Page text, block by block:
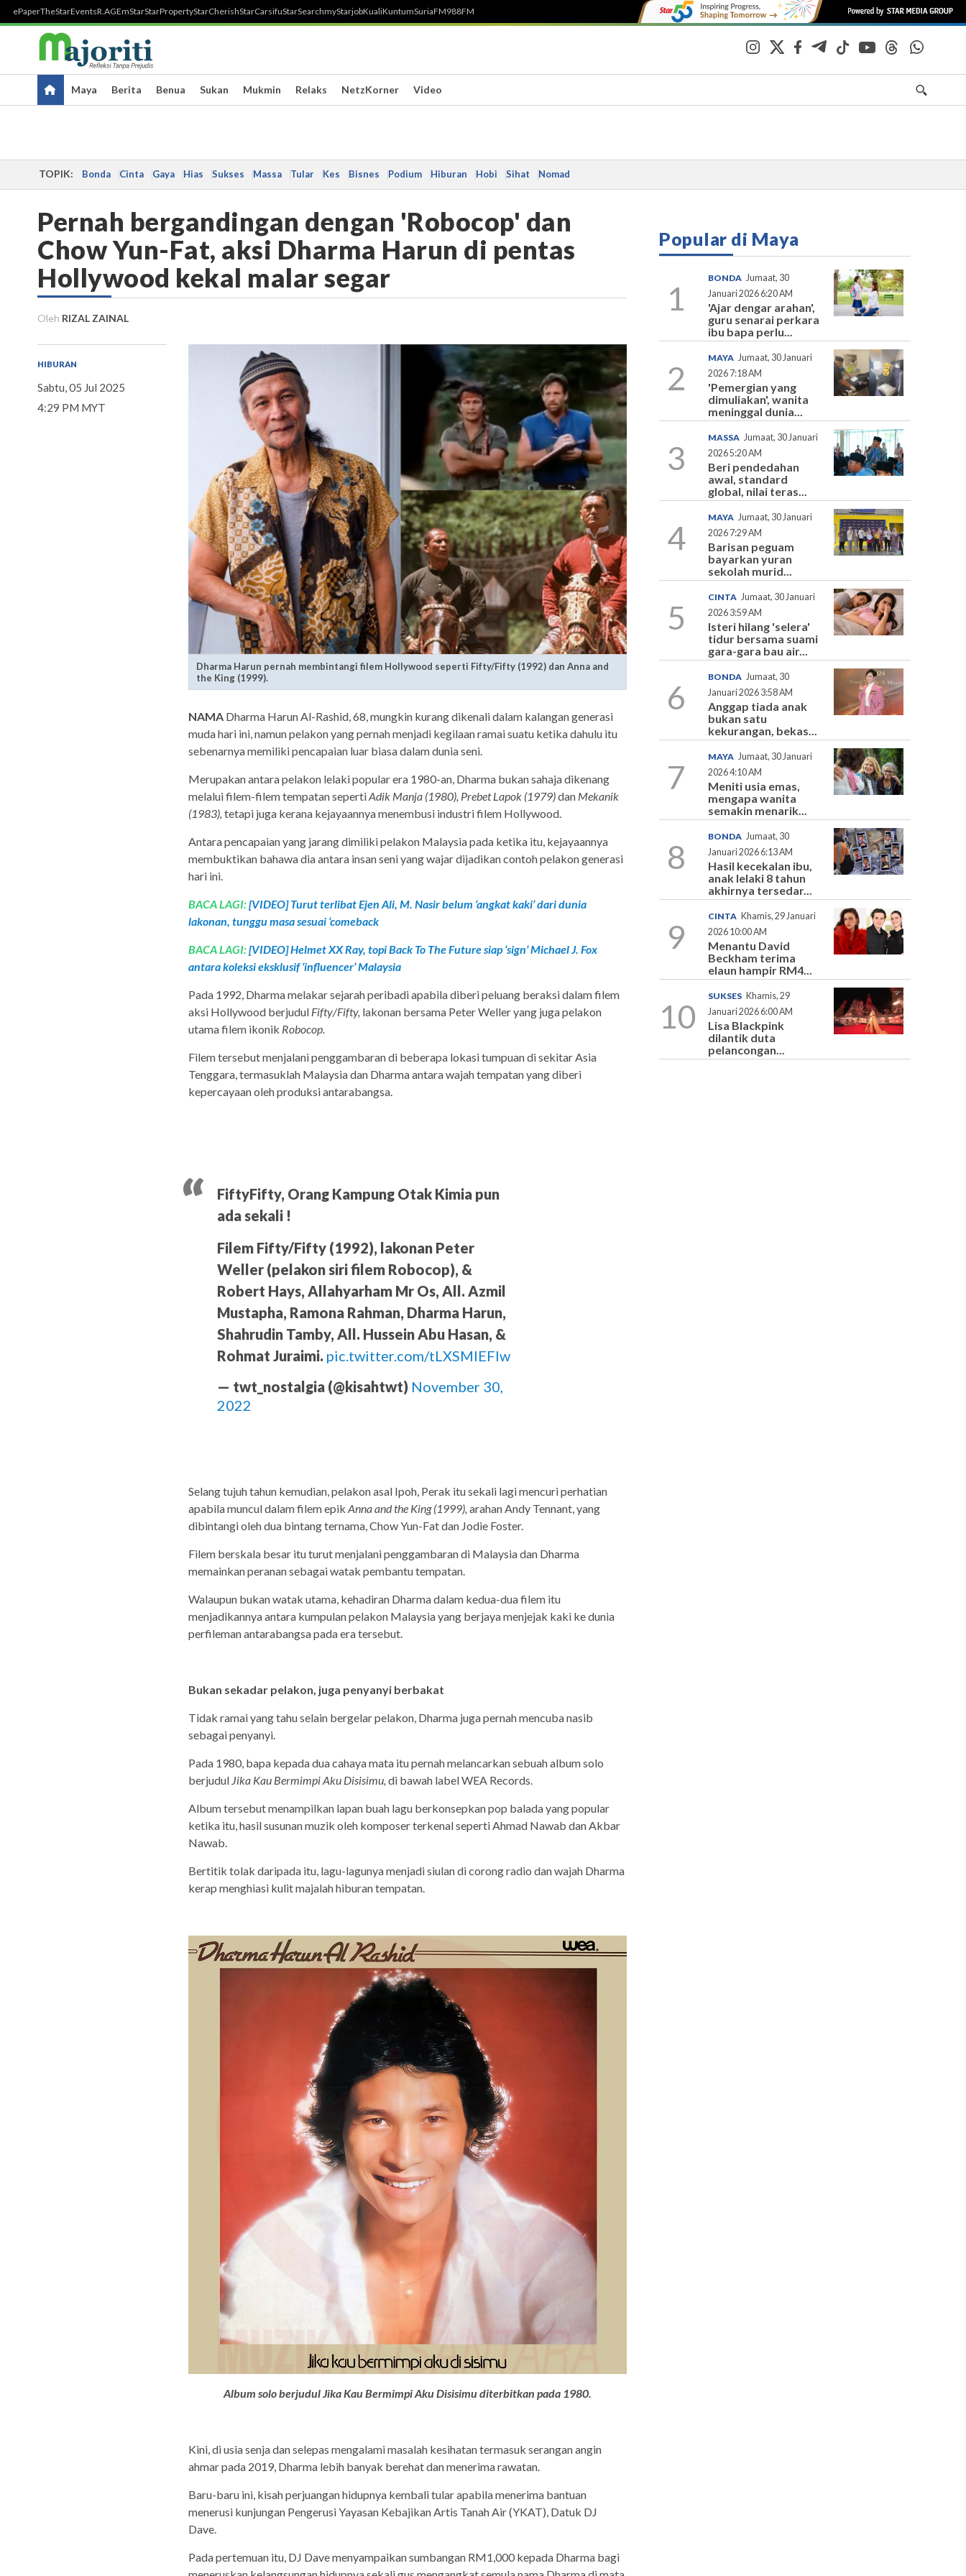
ePaperTheStarEventsR.AGEmStarStarPropertyStarCherishStarCarsifuStarSearchmyStarjobKualiKuntumSuriaFM988FM
Maya Berita Benua Sukan Mukmin Relaks NetzKorner Video
TOPIK: Bonda Cinta Gaya Hias Sukses Massa Tular Kes Bisnes Podium Hiburan Hobi Sihat Nomad
Pernah bergandingan dengan 'Robocop' dan
Chow Yun-Fat, aksi Dharma Harun di pentas
Hollywood kekal malar segar
Oleh RIZAL ZAINAL
HIBURAN
Sabtu, 05 Jul 2025
4:29 PM MYT
Dharma Harun pernah membintangi filem Hollywood seperti Fifty/Fifty (1992) dan Anna and
the King (1999).
NAMA Dharma Harun Al-Rashid, 68, mungkin kurang dikenali dalam kalangan generasi
muda hari ini, namun pelakon yang pernah menjadi kegilaan ramai suatu ketika dahulu itu
sebenarnya memiliki pencapaian luar biasa dalam dunia seni.
Merupakan antara pelakon lelaki popular era 1980-an, Dharma bukan sahaja dikenang
melalui filem-filem tempatan sepertiAdik Manja (1980), Prebet Lapok (1979)dan Mekanik
(1983), tetapi juga kerana kejayaannya menembusi industri filem Hollywood.
Antara pencapaian yang jarang dimiliki pelakon Malaysia pada ketika itu, kejayaannya
membuktikan bahawa dia antara insan seni yang wajar dijadikan contoh pelakon generasi
hari ini.
BACA LAGI:[VIDEO] Turut terlibat Ejen Ali, M. Nasir belum ‘angkat kaki’ dari dunia
lakonan, tunggu masa sesuai ‘comeback
BACA LAGI:[VIDEO] Helmet XX Ray, topi Back To The Future siap ‘sign’ Michael J. Fox
antara koleksi eksklusif ‘influencer’ Malaysia
Pada 1992, Dharma melakar sejarah peribadi apabila diberi peluang beraksi dalam filem
aksi Hollywood berjudul Fifty/Fifty, lakonan bersama Peter Weller yang juga pelakon
utama filem ikonik Robocop.
Filem tersebut menjalani penggambaran di beberapa lokasi tumpuan di sekitar Asia
Tenggara, termasuklah Malaysia dan Dharma antara wajah tempatan yang diberi
kepercayaan oleh produksi antarabangsa.
FiftyFifty, Orang Kampung Otak Kimia pun
ada sekali !
Filem Fifty/Fifty (1992), lakonan Peter
Weller (pelakon siri filem Robocop), &
Robert Hays, Allahyarham Mr Os, All. Azmil
Mustapha, Ramona Rahman, Dharma Harun,
Shahrudin Tamby, All. Hussein Abu Hasan, &
Rohmat Juraimi. pic.twitter.com/tLXSMIEFIw
— twt_nostalgia (@kisahtwt) November 30,
2022
Selang tujuh tahun kemudian, pelakon asal Ipoh, Perak itu sekali lagi mencuri perhatian
apabila muncul dalam filem epik Anna and the King (1999), arahan Andy Tennant, yang
dibintangi oleh dua bintang ternama, Chow Yun-Fat dan Jodie Foster.
Filem berskala besar itu turut menjalani penggambaran di Malaysia dan Dharma
memainkan peranan sebagai watak pembantu tempatan.
Walaupun bukan watak utama, kehadiran Dharma dalam kedua-dua filem itu
menjadikannya antara kumpulan pelakon Malaysia yang berjaya menjejak kaki ke dunia
perfileman antarabangsa pada era tersebut.
Bukan sekadar pelakon, juga penyanyi berbakat
Tidak ramai yang tahu selain bergelar pelakon, Dharma juga pernah mencuba nasib
sebagai penyanyi.
Pada 1980, bapa kepada dua cahaya mata itu pernah melancarkan sebuah album solo
berjudul Jika Kau Bermimpi Aku Disisimu, di bawah label WEA Records.
Album tersebut menampilkan lapan buah lagu berkonsepkan pop balada yang popular
ketika itu, hasil susunan muzik oleh komposer terkenal seperti Ahmad Nawab dan Akbar
Nawab.
Bertitik tolak daripada itu, lagu-lagunya menjadi siulan di corong radio dan wajah Dharma
kerap menghiasi kulit majalah hiburan tempatan.
Album solo berjudul Jika Kau Bermimpi Aku Disisimu diterbitkan pada 1980.
Kini, di usia senja dan selepas mengalami masalah kesihatan termasuk serangan angin
ahmar pada 2019, Dharma lebih banyak berehat dan menerima rawatan.
Baru-baru ini, kisah perjuangan hidupnya kembali tular apabila menerima bantuan
menerusi kunjungan Pengerusi Yayasan Kebajikan Artis Tanah Air (YKAT), Datuk DJ
Dave.
Pada pertemuan itu, DJ Dave menyampaikan sumbangan RM1,000 kepada Dharma bagi
Popular di Maya
1
BONDA Jumaat, 30
Januari 2026 6:20 AM
'Ajar dengar arahan',
guru senarai perkara
ibu bapa perlu...
2
MAYA Jumaat, 30 Januari
2026 7:18 AM
'Pemergian yang
dimuliakan', wanita
meninggal dunia...
3
MASSA Jumaat, 30 Januari
2026 5:20 AM
Beri pendedahan
awal, standard
global, nilai teras...
4
MAYA Jumaat, 30 Januari
2026 7:29 AM
Barisan peguam
bayarkan yuran
sekolah murid...
5
CINTA Jumaat, 30 Januari
2026 3:59 AM
Isteri hilang 'selera'
tidur bersama suami
gara-gara bau air...
6
BONDA Jumaat, 30
Januari 2026 3:58 AM
Anggap tiada anak
bukan satu
kekurangan, bekas...
7
MAYA Jumaat, 30 Januari
2026 4:10 AM
Meniti usia emas,
mengapa wanita
semakin menarik...
8
BONDA Jumaat, 30
Januari 2026 6:13 AM
Hasil kecekalan ibu,
anak lelaki 8 tahun
akhirnya tersedar...
9
CINTA Khamis, 29 Januari
2026 10:00 AM
Menantu David
Beckham terima
elaun hampir RM4...
10
SUKSES Khamis, 29
Januari 2026 6:00 AM
Lisa Blackpink
dilantik duta
pelancongan...